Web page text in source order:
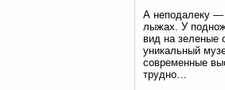
А неподалеку —
лыжах. У
вид на зеленые
уникальный
современные
трудно…